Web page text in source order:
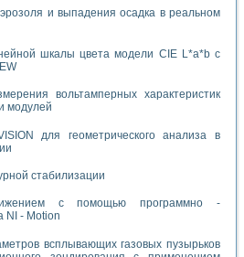
и выпадения осадка в реальном
шкалы цвета модели CIE L*a*b с
вольтамперных характеристик
модулей
для геометрического анализа в
стабилизации
с помощью программно -
NI - Motion
всплывающих газовых пузырьков